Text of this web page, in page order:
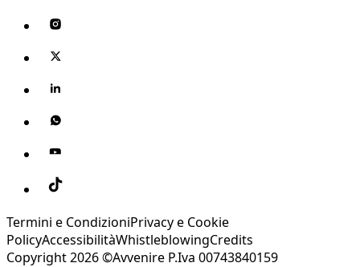
Termini e CondizioniPrivacy e Cookie
PolicyAccessibilitàWhistleblowingCredits
Copyright 2026 ©Avvenire P.Iva 00743840159